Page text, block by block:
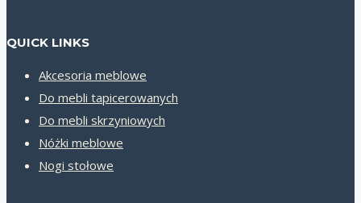
QUICK LINKS
Akcesoria meblowe
Do mebli tapicerowanych
Do mebli skrzyniowych
Nóżki meblowe
Nogi stołowe